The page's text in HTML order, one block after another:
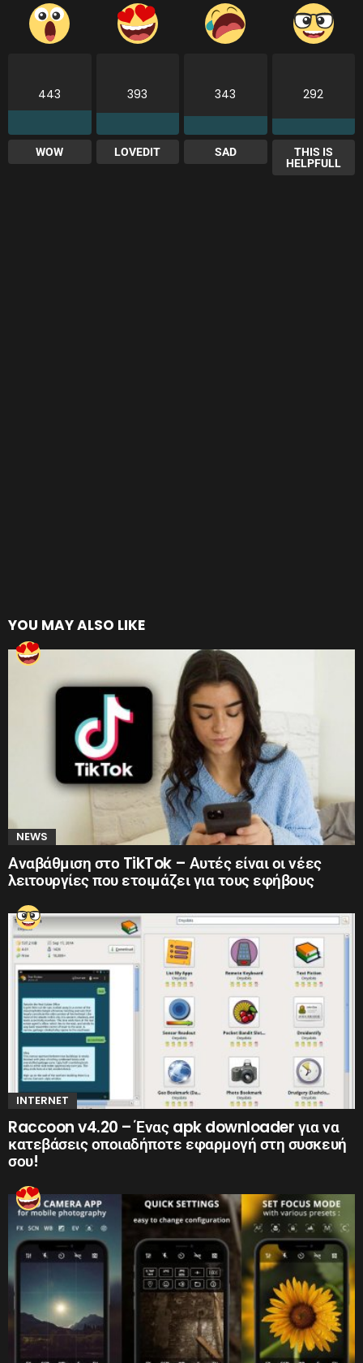
443
WOW
393
LOVEDIT
343
SAD
292
THIS IS
HELPFULL
YOU MAY ALSO LIKE
NEWS
Αναβάθμιση στο TikTok – Αυτές είναι οι νέες
λειτουργίες που ετοιμάζει για τους εφήβους
INTERNET
Raccoon v4.20 – Ένας apk downloader για να
κατεβάσεις οποιαδήποτε εφαρμογή στη συσκευή
σου!